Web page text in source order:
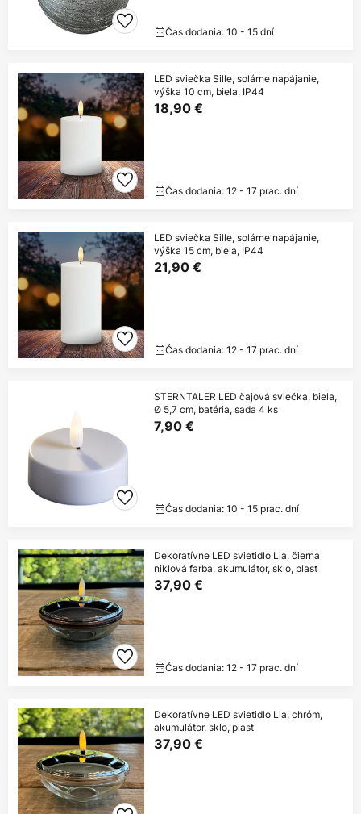
Čas dodania: 10 - 15 dní
LED sviečka Sille, solárne napájanie,
výška 10 cm, biela, IP44
18,90 €
Čas dodania: 12 - 17 prac. dní
LED sviečka Sille, solárne napájanie,
výška 15 cm, biela, IP44
21,90 €
Čas dodania: 12 - 17 prac. dní
STERNTALER LED čajová sviečka, biela,
Ø 5,7 cm, batéria, sada 4 ks
7,90 €
Čas dodania: 10 - 15 prac. dní
Dekoratívne LED svietidlo Lia, čierna
niklová farba, akumulátor, sklo, plast
37,90 €
Čas dodania: 12 - 17 prac. dní
Dekoratívne LED svietidlo Lia, chróm,
akumulátor, sklo, plast
37,90 €